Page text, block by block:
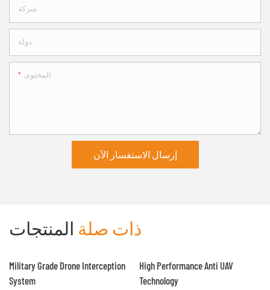
شركة
دولة
المحتوى
إرسال الاستفسار الآن
ذات صلة المنتجات
Military Grade Drone Interception
System
High Performance Anti UAV
Technology